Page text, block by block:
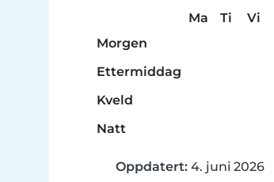
Ma Ti Vi
Morgen
Ettermiddag
Kveld
Natt
Oppdatert: 4. juni 2026